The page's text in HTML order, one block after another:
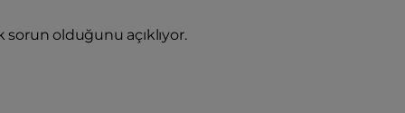
sorun olduğunu açıklıyor.